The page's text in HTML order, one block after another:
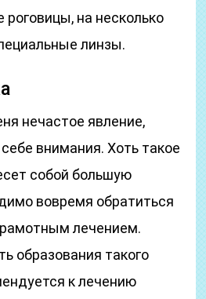
на несколько
линзы.
нечастое явление,
внимания. Хоть такое
собой большую
вовремя обратиться
лечением.
образования такого
к лечению